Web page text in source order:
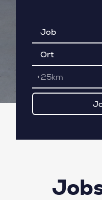
+25km